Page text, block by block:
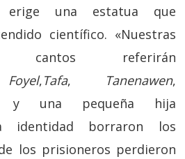
erige una estatua que
científico. «Nuestras
referirán
Foyel,Tafa, Tanenawen,
y una pequeña hija
identidad borraron los
los prisioneros perdieron